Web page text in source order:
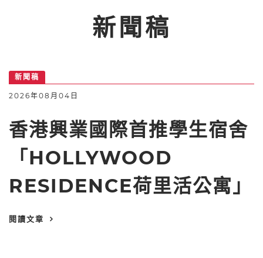
新聞稿
新聞稿
2026年08月04日
香港興業國際首推學生宿舍
「HOLLYWOOD
RESIDENCE荷里活公寓」
閱讀文章